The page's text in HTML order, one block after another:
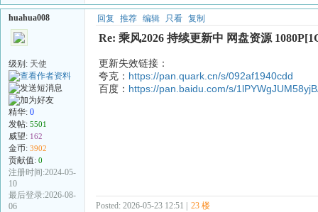
huahua008
级别: 天使
精华: 0
发帖: 5501
威望: 162
金币: 3902
贡献值: 0
注册时间:2024-05-
10
最后登录:2026-08-
06
回复 推荐 编辑 只看 复制
Re: 乘风2026 持续更新中 网盘资源
更新失效链接：
夸克： https://pan.quark.cn/s/092af1940cdd
百度： https://pan.baidu.com/s/
Posted: 2026-05-23 12:51 | 23 楼